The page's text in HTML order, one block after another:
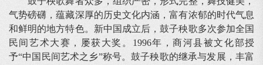
气势磅礴，蕴藏深厚的历史文化内涵，富有浓郁的时代气息
和鲜明的地方特色。新中国成立后，鼓子秧歌多次参加全国
民间艺术大赛，屡获大奖。1996年，商河县被文化部授
予“中国民间艺术之乡”称号。鼓子秧歌的继承与发展，丰富